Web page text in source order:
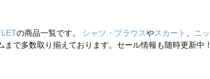
の商品一覧です。 シャツ・ブラウスやスカート ニ
まで多数取り揃えております。セール情報も随時更新中